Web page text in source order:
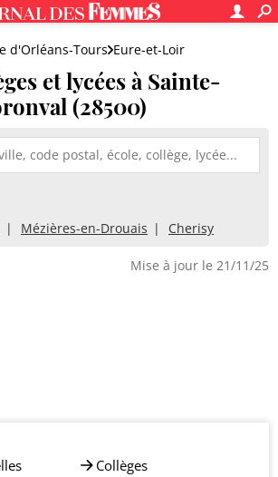
d'Orléans-Tours Eure-et-Loir
et lycées à Sainte-
(28500)
Mézières-en-Drouais Cherisy
Mise à jour le 21/11/25
Collèges